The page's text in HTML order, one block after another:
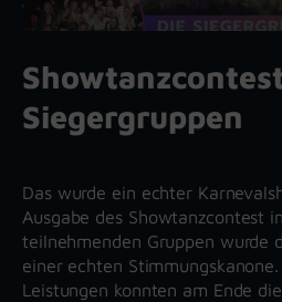
Siegergruppen
Das wurde ein echter
Ausgabe des Showtanzcontest
teilnehmenden Gruppen wurde
einer echten
Leistungen konnten am Ende